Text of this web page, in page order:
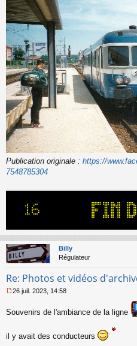
Publication originale : https://
7548785304
Billy
Régulateur
Re: Photos et vidéos
s
a
g
26 juil. 2023, 14:58
Souvenirs de l'ambiance de la ligne
il y avait des conducteurs